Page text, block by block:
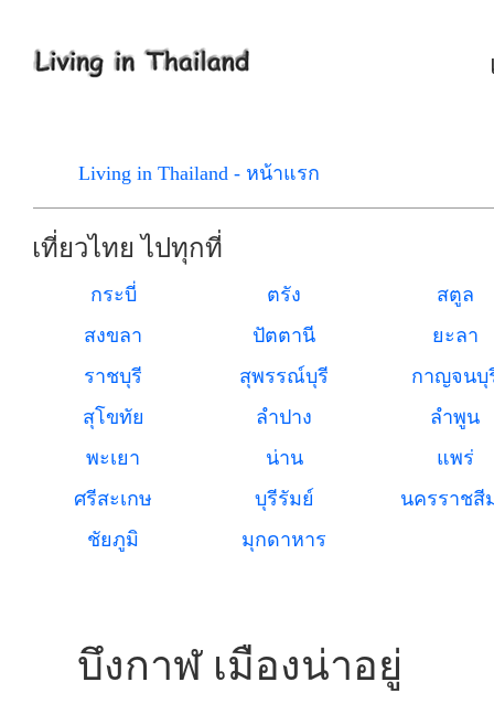
Living in Thailand - หน้าแรก
เที่ยวไทย ไปทุกที่
กระบี่ ตรัง
สตูล
สงขลา
ปัตตานี
ยะลา
ราชบุรี
สุพรรณ์บุรี
กาญจนบุ
สุโขทัย
ลำปาง
ลำพูน
พะเยา
น่าน
แพร่
ศรีสะเกษ
บุรีรัมย์
นครราชสี
ชัยภูมิ
มุกดาหาร
บึงกาฬ เมืองน่าอยู่